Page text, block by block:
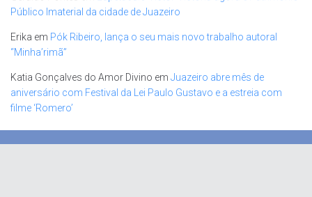
Público Imaterial da cidade de Juazeiro
Erika em Pók Ribeiro, lança o seu mais novo trabalho autoral
“Minha’rimã”
Katia Gonçalves do Amor Divino em Juazeiro abre mês de
aniversário com Festival da Lei Paulo Gustavo e a estreia com
filme ‘Romero’